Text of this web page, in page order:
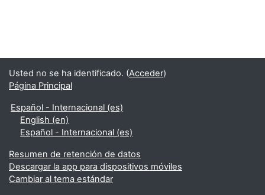
Usted no se ha identificado. (Acceder)
Página Principal
Español - Internacional ‎(es)‎
English ‎(en)‎
Español - Internacional ‎(es)‎
Resumen de retención de datos
Descargar la app para dispositivos móviles
Cambiar al tema estándar